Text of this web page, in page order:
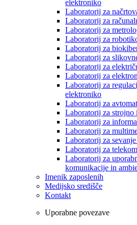
elektroniko
Laboratorij za
Laboratorij za
Laboratorij za
Laboratorij za
Laboratorij za
Laboratorij za
Laboratorij za
Laboratorij za
Laboratorij za
elektroniko
Laboratorij za
Laboratorij za strojno
Laboratorij za
Laboratorij za
Laboratorij za
Laboratorij za
Laboratorij za
komunikacije in
Imenik zaposlenih
Medijsko središče
Kontakt
Uporabne povezave